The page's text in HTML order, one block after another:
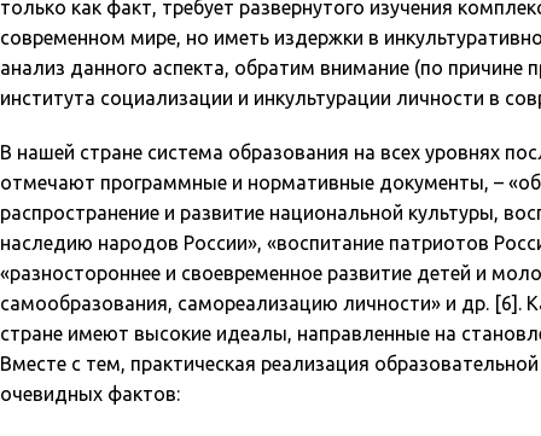
только как факт, требует развернутого изучения
современном мире, но иметь издержки в
анализ данного аспекта, обратим внимание (по
института социализации и инкультурации личности в
В нашей стране система образования на всех уровнях
отмечают программные и нормативные документы, –
распространение и развитие национальной культуры,
наследию народов России», «воспитание патриотов
«разностороннее и своевременное развитие детей и
самообразования, самореализацию личности» и др. [6].
стране имеют высокие идеалы, направленные на
Вместе с тем, практическая реализация
очевидных фактов: